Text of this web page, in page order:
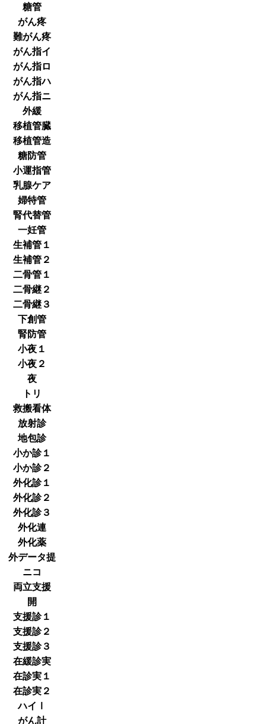
糖管
がん疼
難がん疼
がん指イ
がん指ロ
がん指ハ
がん指ニ
外緩
移植管臓
移植管造
糖防管
小運指管
乳腺ケア
婦特管
腎代替管
一妊管
生補管１
生補管２
二骨管１
二骨継２
二骨継３
下創管
腎防管
小夜１
小夜２
夜
トリ
救搬看体
放射診
地包診
小か診１
小か診２
外化診１
外化診２
外化診３
外化連
外化薬
外データ提
ニコ
両立支援
開
支援診１
支援診２
支援診３
在緩診実
在診実１
在診実２
ハイⅠ
がん計